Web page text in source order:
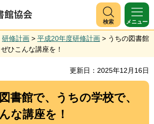
検索 メニュー
研修計画 > 平成20年度研修計画 > うちの図書館
ひこんな講座を！
更新日：2025年12月16日
書館で、うちの学校で、
な講座を！